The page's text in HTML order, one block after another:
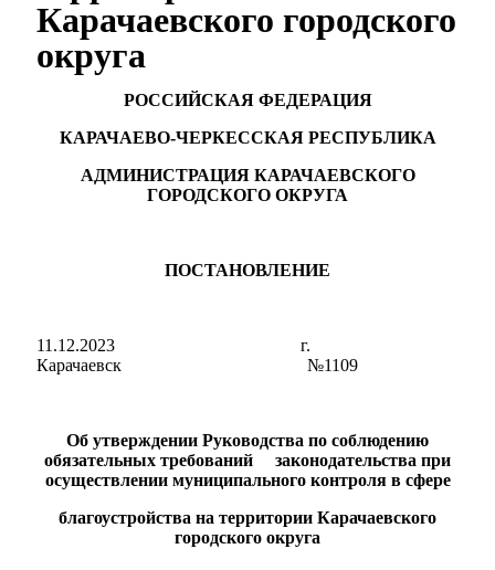
Карачаевского городского
округа
РОССИЙСКАЯ ФЕДЕРАЦИЯ
КАРАЧАЕВО-ЧЕРКЕССКАЯ РЕСПУБЛИКА
АДМИНИСТРАЦИЯ КАРАЧАЕВСКОГО
ГОРОДСКОГО ОКРУГА
ПОСТАНОВЛЕНИЕ
11.12.2023 г.
Карачаевск №1109
Об утверждении Руководства по соблюдению
обязательных требований законодательства при
осуществлении муниципального контроля в сфере
благоустройства на территории Карачаевского
городского округа
Мэр